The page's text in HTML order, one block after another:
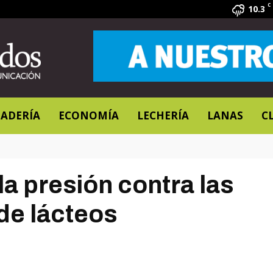
10.3 C
ECONOMÍA LECHERÍA LANAS
presión contra las
lácteos